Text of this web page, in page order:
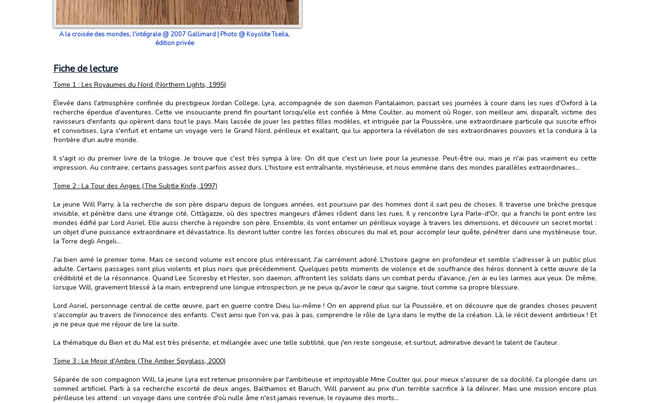
A la croisée des mondes, l'intégrale @ 2007 Gallimard | Photo @ Koyolite Tseila,
édition privée
Fiche de lecture
Tome 1 : Les Royaumes du Nord (Northern Lights, 1995)
Élevée dans l'atmosphère confinée du prestigieux Jordan College, Lyra, accompagnée de son daemon Pantalaimon, passait ses journées à courir dans les rues d'Oxford à la
recherche éperdue d'aventures. Cette vie insouciante prend fin pourtant lorsqu'elle est confiée à Mme Coulter, au moment où Roger, son meilleur ami, disparaît, victime des
ravisseurs d'enfants qui opèrent dans tout le pays. Mais lassée de jouer les petites filles modèles, et intriguée par la Poussière, une extraordinaire particule qui suscite effroi
et convoitises, Lyra s'enfuit et entame un voyage vers le Grand Nord, périlleux et exaltant, qui lui apportera la révélation de ses extraordinaires pouvoirs et la conduira à la
frontière d'un autre monde.
Il s'agit ici du premier livre de la trilogie. Je trouve que c'est très sympa à lire. On dit que c'est un livre pour la jeunesse. Peut-être oui, mais je n'ai pas vraiment eu cette
impression. Au contraire, certains passages sont parfois assez durs. L'histoire est entraînante, mystérieuse, et nous emmène dans des mondes parallèles extraordinaires...
Tome 2 : La Tour des Anges (The Subtle Knife, 1997)
Le jeune Will Parry, à la recherche de son père disparu depuis de longues années, est poursuivi par des hommes dont il sait peu de choses. Il traverse une brèche presque
invisible, et pénètre dans une étrange cité, Cittàgazze, où des spectres mangeurs d'âmes rôdent dans les rues. Il y rencontre Lyra Parle-d'Or, qui a franchi le pont entre les
mondes édifié par Lord Asriel. Elle aussi cherche à rejoindre son père. Ensemble, ils vont entamer un périlleux voyage à travers les dimensions, et découvrir un secret mortel :
un objet d'une puissance extraordinaire et dévastatrice. Ils devront lutter contre les forces obscures du mal et, pour accomplir leur quête, pénétrer dans une mystérieuse tour,
la Torre degli Angeli...
J'ai bien aimé le premier tome. Mais ce second volume est encore plus intéressant. J'ai carrément adoré. L'histoire gagne en profondeur et semble s'adresser à un public plus
adulte. Certains passages sont plus violents et plus noirs que précédemment. Quelques petits moments de violence et de souffrance des héros donnent à cette œuvre de la
crédibilité et de la résonnance. Quand Lee Scoresby et Hester, son daemon, affrontent les soldats dans un combat perdu d'avance, j'en ai eu les larmes aux yeux. De même,
lorsque Will, gravement blessé à la main, entreprend une longue introspection, je ne peux qu'avoir le cœur qui saigne, tout comme sa propre blessure.
Lord Asriel, personnage central de cette œuvre, part en guerre contre Dieu lui-même ! On en apprend plus sur la Poussière, et on découvre que de grandes choses peuvent
s'accomplir au travers de l'innocence des enfants. C'est ainsi que l'on va, pas à pas, comprendre le rôle de Lyra dans le mythe de la création. Là, le récit devient ambitieux ! Et
je ne peux que me réjouir de lire la suite.
La thématique du Bien et du Mal est très présente, et mélangée avec une telle subtilité, que j'en reste songeuse, et surtout, admirative devant le talent de l'auteur.
Tome 3 : Le Miroir d'Ambre (The Amber Spyglass, 2000)
Séparée de son compagnon Will, la jeune Lyra est retenue prisonnière par l'ambitieuse et impitoyable Mme Coulter qui, pour mieux s'assurer de sa docilité, l'a plongée dans un
sommeil artificiel. Parti à sa recherche escorté de deux anges, Balthamos et Baruch, Will parvient au prix d'un terrible sacrifice à la délivrer. Mais une mission encore plus
périlleuse les attend : un voyage dans une contrée d'où nulle âme n'est jamais revenue, le royaume des morts...